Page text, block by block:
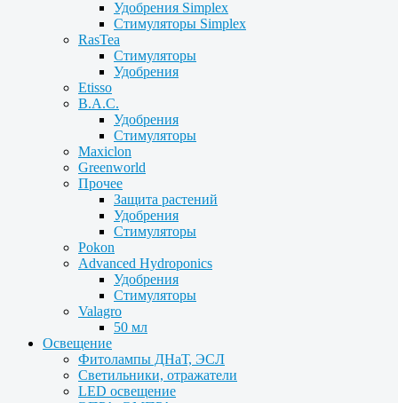
Удобрения Simplex
Стимуляторы Simplex
RasTea
Стимуляторы
Удобрения
Etisso
B.A.C.
Удобрения
Стимуляторы
Maxiclon
Greenworld
Прочее
Защита растений
Удобрения
Стимуляторы
Pokon
Advanced Hydroponics
Удобрения
Стимуляторы
Valagro
50 мл
Освещение
Фитолампы ДНаТ, ЭСЛ
Светильники, отражатели
LED освещение